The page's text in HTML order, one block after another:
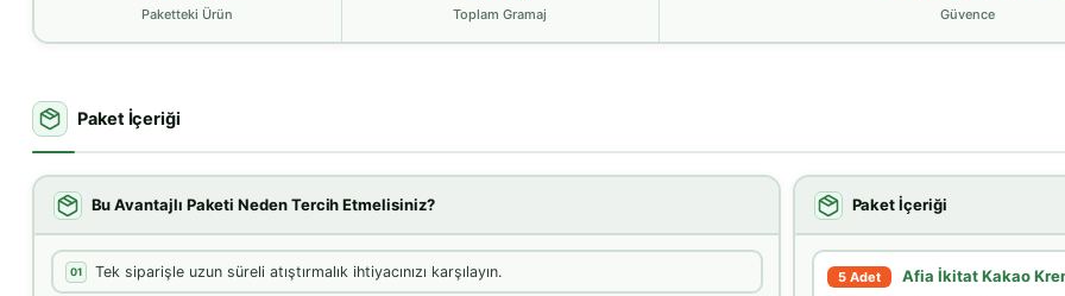
Paketteki Ürün Toplam Gramaj Güvence
Paket İçeriği
Bu Avantajlı Paketi Neden Tercih Etmelisiniz?
01 Tek siparişle uzun süreli atıştırmalık ihtiyacınızı karşılayın.
Paket İçeriği
5 Adet Afia İkitat Kakao